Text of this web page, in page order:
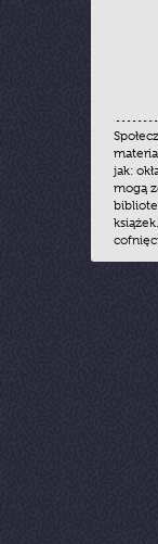
jak:
mogą